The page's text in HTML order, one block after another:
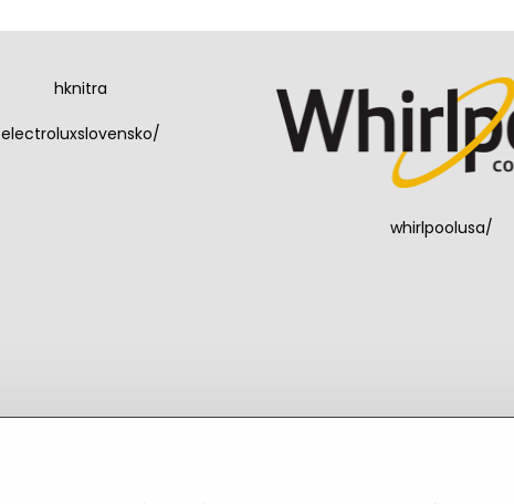
hknitra
electroluxslovensko/
whirlpoolusa/